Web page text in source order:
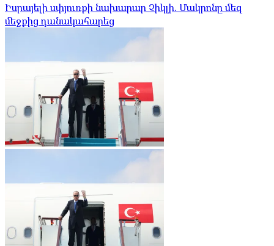
Իսրայելի սփյուռքի նախարար Չիկլի. Մակրոնը մեզ
մեջքից դանակահարեց